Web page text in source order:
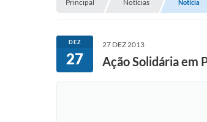
Principal Notícias Notícia
DEZ
27
27 DEZ 2013
Ação Solidária em